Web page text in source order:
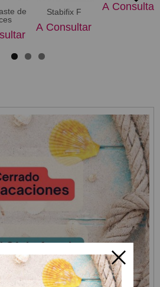
de
Stabifix F
A Consultar
A Consultar